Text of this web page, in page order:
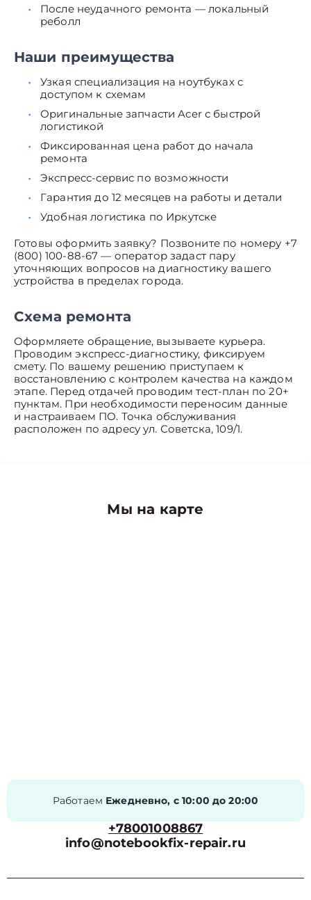
После неудачного ремонта — локальный
реболл
Наши преимущества
Узкая специализация на ноутбуках с
доступом к схемам
Оригинальные запчасти Acer с быстрой
логистикой
Фиксированная цена работ до начала
ремонта
Экспресс-сервис по возможности
Гарантия до 12 месяцев на работы и детали
Удобная логистика по Иркутске
Готовы оформить заявку? Позвоните по номеру +7
(800) 100-88-67 — оператор задаст пару
уточняющих вопросов на диагностику вашего
устройства в пределах города.
Схема ремонта
Оформляете обращение, вызываете курьера.
Проводим экспресс-диагностику, фиксируем
смету. По вашему решению приступаем к
восстановлению с контролем качества на каждом
этапе. Перед отдачей проводим тест-план по 20+
пунктам. При необходимости переносим данные
и настраиваем ПО. Точка обслуживания
расположен по адресу ул. Советска, 109/1.
Мы на карте
Работаем Ежедневно, с 10:00 до 20:00
+78001008867
info@notebookfix-repair.ru